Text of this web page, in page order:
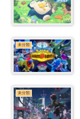
未分類
未分類